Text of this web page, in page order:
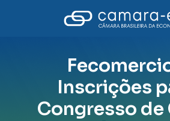
Inscrições
Congresso de